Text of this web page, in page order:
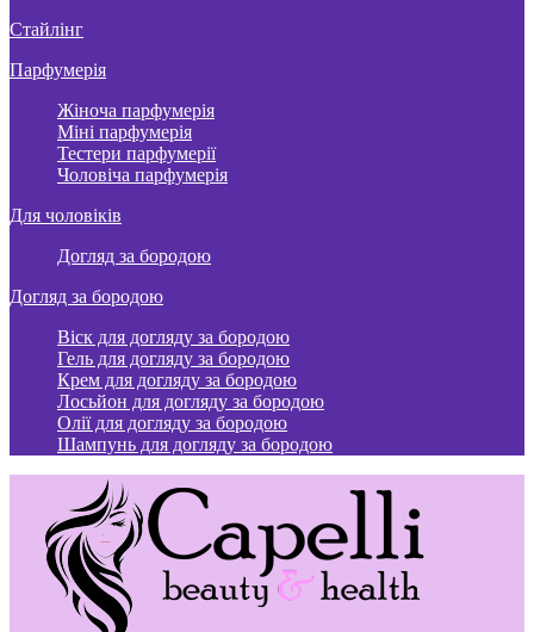
Стайлінг
Парфумерія
Жіноча парфумерія
Міні парфумерія
Тестери парфумерії
Чоловіча парфумерія
Для чоловіків
Догляд за бородою
Догляд за бородою
Віск для догляду за бородою
Гель для догляду за бородою
Крем для догляду за бородою
Лосьйон для догляду за бородою
Олії для догляду за бородою
Шампунь для догляду за бородою